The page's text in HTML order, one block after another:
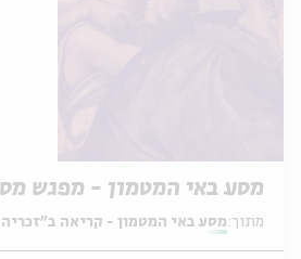
מסע באי המטמון - מפגש מס'
מתוך: מסע באי המטמון - קריאה